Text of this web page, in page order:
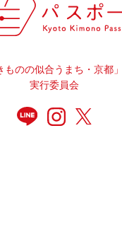
ものの似合うまち・京都」
実行委員会